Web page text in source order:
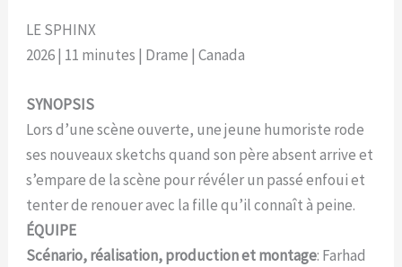
LE SPHINX
2026 | 11 minutes | Drame | Canada
SYNOPSIS
Lors d’une scène ouverte, une jeune humoriste rode
ses nouveaux sketchs quand son père absent arrive et
s’empare de la scène pour révéler un passé enfoui et
tenter de renouer avec la fille qu’il connaît à peine.
ÉQUIPE
Scénario, réalisation, production et montage: Farhad